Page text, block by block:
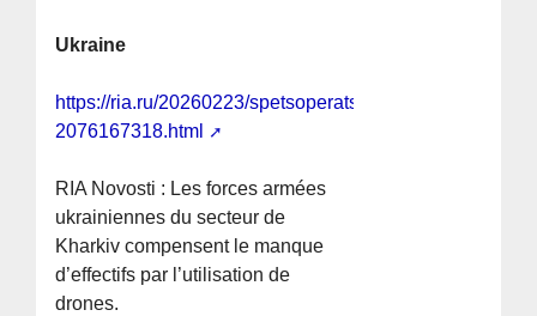
Ukraine
https://ria.ru/20260223/spetsoperatsiya-
2076167318.html
RIA Novosti : Les forces armées
ukrainiennes du secteur de
Kharkiv compensent le manque
d’effectifs par l’utilisation de
drones.